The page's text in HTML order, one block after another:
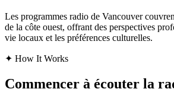
Les programmes radio de Vancouver
de la côte ouest, offrant des perspectives
vie locaux et les préférences culturelles.
✦ How It Works
Commencer à écouter la